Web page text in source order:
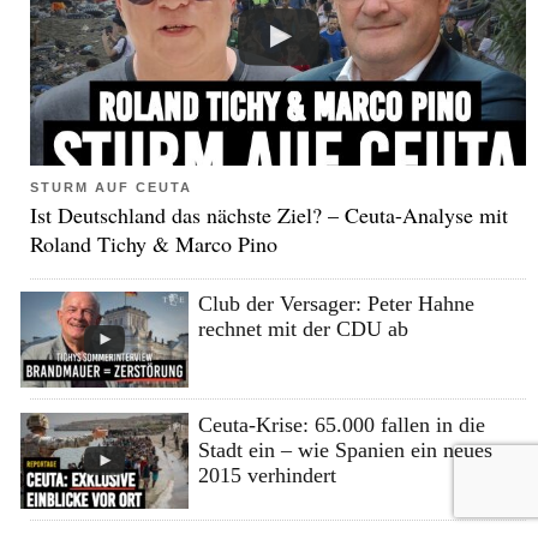
STURM AUF CEUTA
Ist Deutschland das nächste Ziel? – Ceuta-Analyse mit
Roland Tichy & Marco Pino
Club der Versager: Peter Hahne
rechnet mit der CDU ab
Ceuta-Krise: 65.000 fallen in die
Stadt ein – wie Spanien ein neues
2015 verhindert